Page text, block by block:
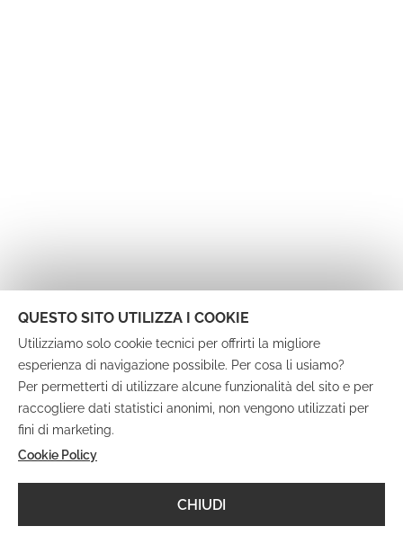
QUESTO SITO UTILIZZA I COOKIE
Utilizziamo solo cookie tecnici per offrirti la migliore
esperienza di navigazione possibile. Per cosa li usiamo?
Per permetterti di utilizzare alcune funzionalità del sito e per
raccogliere dati statistici anonimi, non vengono utilizzati per
fini di marketing.
Cookie Policy
CHIUDI